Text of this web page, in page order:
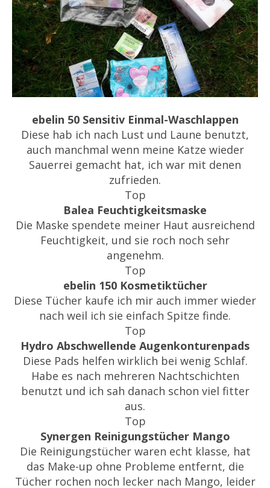
ebelin 50 Sensitiv Einmal-Waschlappen
Diese hab ich nach Lust und Laune benutzt,
auch manchmal wenn meine Katze wieder
Sauerrei gemacht hat, ich war mit denen
zufrieden.
Top
Balea Feuchtigkeitsmaske
Die Maske spendete meiner Haut ausreichend
Feuchtigkeit, und sie roch noch sehr
angenehm.
Top
ebelin 150 Kosmetiktücher
Diese Tücher kaufe ich mir auch immer wieder
nach weil ich sie einfach Spitze finde.
Top
Hydro Abschwellende Augenkonturenpads
Diese Pads helfen wirklich bei wenig Schlaf.
Habe es nach mehreren Nachtschichten
benutzt und ich sah danach schon viel fitter
aus.
Top
Synergen Reinigungstücher Mango
Die Reinigungstücher waren echt klasse, hat
das Make-up ohne Probleme entfernt, die
Tücher rochen noch lecker nach Mango, leider